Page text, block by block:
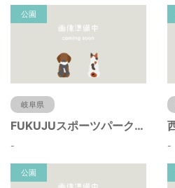
公園
岐阜県
FUKUJUスポーツパーク（羽島市運動公園）（岐阜県羽島市）
- -
公園